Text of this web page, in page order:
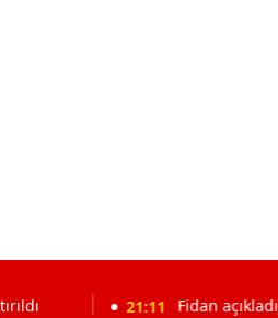
21:11 Fidan açıkladı: Mekke